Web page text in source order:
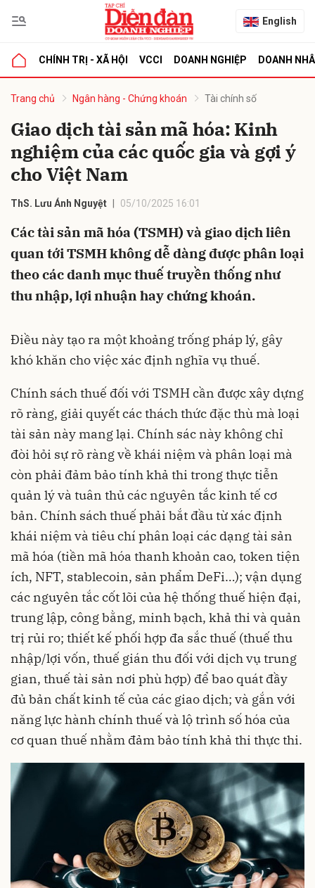
English
CHÍNH TRỊ - XÃ HỘI VCCI DOANH NGHIỆP DOANH
Trang chủ Ngân hàng - Chứng khoán Tài chính số
Giao dịch tài sản mã hóa: Kinh
nghiệm của các quốc gia và gợi ý
cho Việt Nam
ThS. Lưu Ánh Nguyệt 05/10/2025 16:01
Các tài sản mã hóa (TSMH) và giao dịch liên
quan tới TSMH không dễ dàng được phân loại
theo các danh mục thuế truyền thống như
thu nhập, lợi nhuận hay chứng khoán.
Điều này tạo ra một khoảng trống pháp lý, gây
khó khăn cho việc xác định nghĩa vụ thuế.
Chính sách thuế đối với TSMH cần được xây dựng
rõ ràng, giải quyết các thách thức đặc thù mà loại
tài sản này mang lại. Chính sác này không chỉ
đòi hỏi sự rõ ràng về khái niệm và phân loại mà
còn phải đảm bảo tính khả thi trong thực tiễn
quản lý và tuân thủ các nguyên tắc kinh tế cơ
bản. Chính sách thuế phải bắt đầu từ xác định
khái niệm và tiêu chí phân loại các dạng tài sản
mã hóa (tiền mã hóa thanh khoản cao, token tiện
ích, NFT, stablecoin, sản phẩm DeFi…); vận dụng
các nguyên tắc cốt lõi của hệ thống thuế hiện đại,
trung lập, công bằng, minh bạch, khả thi và quản
trị rủi ro; thiết kế phối hợp đa sắc thuế (thuế thu
nhập/lợi vốn, thuế gián thu đối với dịch vụ trung
gian, thuế tài sản nơi phù hợp) để bao quát đầy
đủ bản chất kinh tế của các giao dịch; và gắn với
năng lực hành chính thuế và lộ trình số hóa của
cơ quan thuế nhằm đảm bảo tính khả thi thực thi.
luận
Hủy